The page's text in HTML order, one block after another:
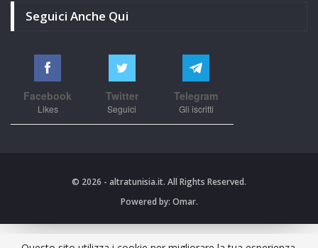
Seguici Anche Qui
Facebook
Likes
Twitter
Seguici
Telegram
Gli iscritti
© 2026 - altratunisia.it. All Rights Reserved.
Powered by: Omar.